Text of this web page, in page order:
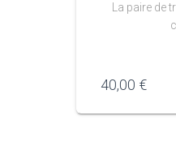
La paire de
40,00 €